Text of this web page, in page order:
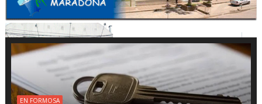
EN FORMOSA